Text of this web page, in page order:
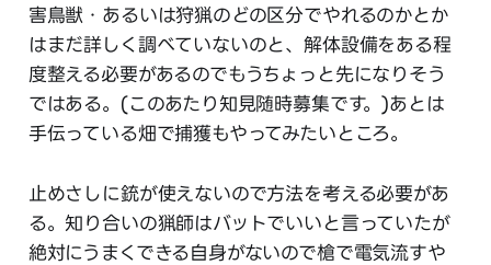
害鳥獣・あるいは狩猟のどの区分でやれるのかとか
はまだ詳しく調べていないのと、解体設備をある程
度整える必要があるのでもうちょっと先になりそう
ではある。(このあたり知見随時募集です。)あとは
手伝っている畑で捕獲もやってみたいところ。
止めさしに銃が使えないので方法を考える必要があ
る。知り合いの猟師はバットでいいと言っていたが
絶対にうまくできる自身がないので槍で電気流すや